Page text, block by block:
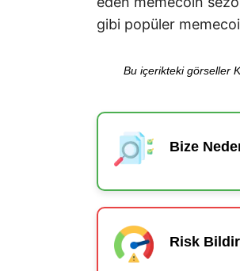
gibi popüler
Bu içerikteki görseller
Bize
Risk